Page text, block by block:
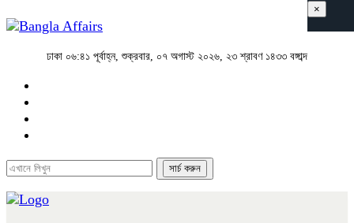
ঢাকা ০৬:৪১ পূর্বাহ্ন, শুক্রবার, ০৭ অগাস্ট ২০২৬, ২৩ শ্রাবণ ১৪৩৩ বঙ্গাব্দ
×